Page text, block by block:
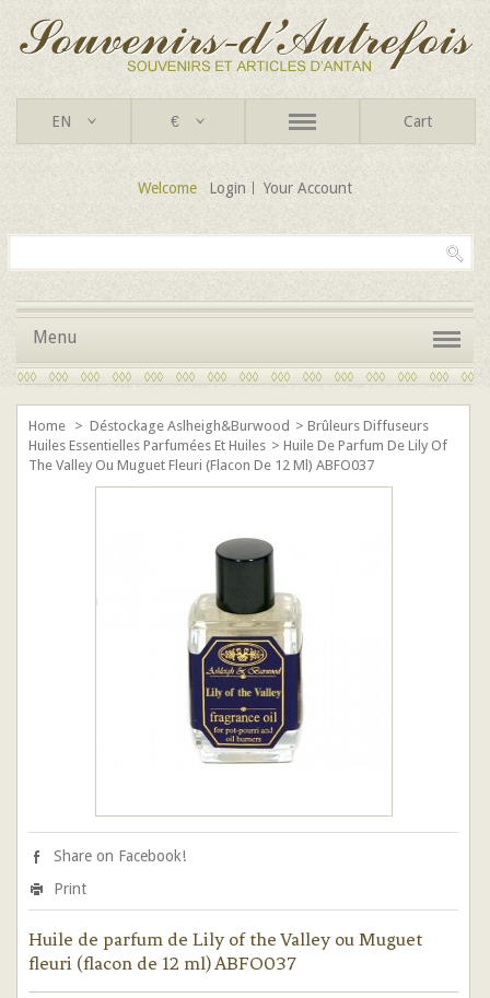
EN € Cart
Welcome Login Your Account
Menu
Home > Déstockage Aslheigh&Burwood > Brûleurs Diffuseurs
Huiles Essentielles Parfumées Et Huiles > Huile De Parfum De Lily Of
The Valley Ou Muguet Fleuri (flacon De 12 Ml) ABFO037
Share on Facebook!
Print
Huile de parfum de Lily of the Valley ou Muguet
fleuri (flacon de 12 ml) ABFO037